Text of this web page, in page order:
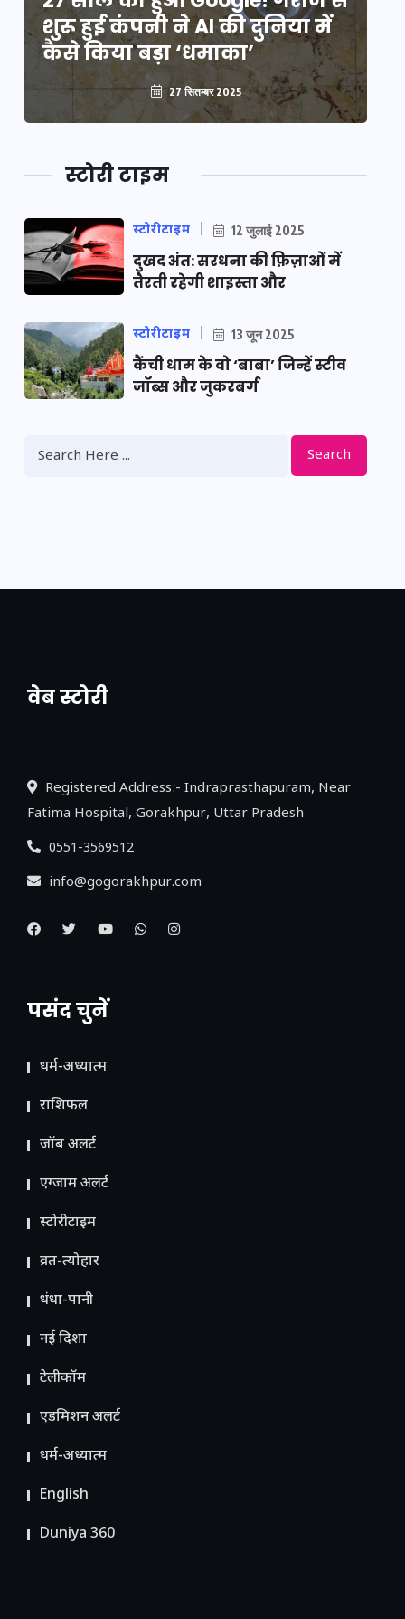
शुरू हुई कंपनी ने AI की दुनिया में
कैसे किया बड़ा ‘धमाका’
27 सितम्बर 2025
स्टोरी टाइम
स्टोरीटाइम 12 जुलाई 2025
दुखद अंत: सरधना की फ़िज़ाओं में
तैरती रहेगी शाइस्ता और
स्टोरीटाइम 13 जून 2025
कैंची धाम के वो ‘बाबा’ जिन्हें स्टीव
जॉब्स और जुकरबर्ग
Search
वेब स्टोरी
नया एक्सप्रेसवे: पूर्वांचल का लक, डेवलपमेंट का
Registered Address:- Indraprasthapuram, Near
Fatima Hospital, Gorakhpur, Uttar Pradesh
0551-3569512
info@gogorakhpur.com
पसंद चुनें
धर्म-अध्यात्म
राशिफल
जॉब अलर्ट
एग्जाम अलर्ट
स्टोरीटाइम
व्रत-त्योहार
धंधा-पानी
नई दिशा
टेलीकॉम
ए​डमिशन अलर्ट
धर्म-अध्यात्म
English
Duniya 360